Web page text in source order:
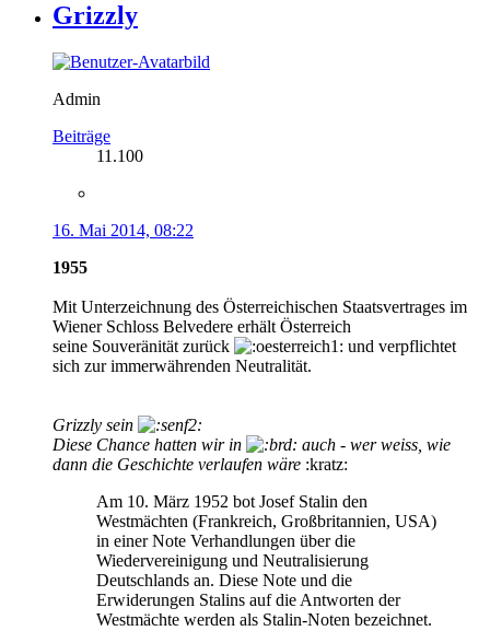
Grizzly
Admin
Beiträge
11.100
16. Mai 2014, 08:22
1955
Mit Unterzeichnung des Österreichischen Staatsvertrages im
Wiener Schloss Belvedere erhält Österreich
seine Souveränität zurück
und verpflichtet
sich zur immerwährenden Neutralität.
Grizzly sein
Diese Chance hatten wir in
auch - wer weiss, wie
dann die Geschichte verlaufen wäre :kratz:
Am 10. März 1952 bot Josef Stalin den
Westmächten (Frankreich, Großbritannien, USA)
in einer Note Verhandlungen über die
Wiedervereinigung und Neutralisierung
Deutschlands an. Diese Note und die
Erwiderungen Stalins auf die Antworten der
Westmächte werden als Stalin-Noten bezeichnet.